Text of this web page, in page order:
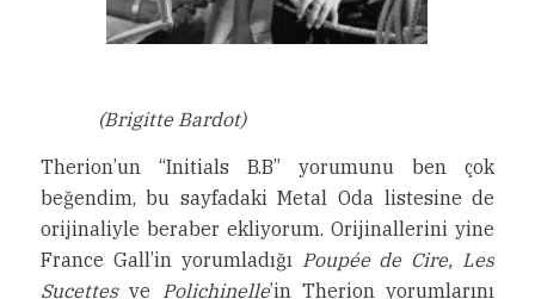
(Brigitte Bardot)
Therion’un “Initials B.B” yorumunu ben çok
beğendim, bu sayfadaki Metal Oda listesine de
orijinaliyle beraber ekliyorum. Orijinallerini yine
France Gall’in yorumladığı Poupée de Cire, Les
Sucettesve Polichinelle’in Therion yorumlarını